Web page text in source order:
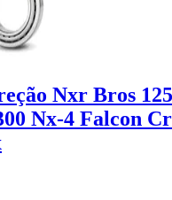
Nxr Bros
Nx-4 Falcon